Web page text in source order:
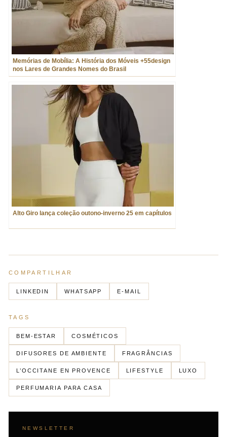
Memórias de Mobília: A História dos Móveis +55design
nos Lares de Grandes Nomes do Brasil
Alto Giro lança coleção outono-inverno 25 em capítulos
COMPARTILHAR
LINKEDIN WHATSAPP E-MAIL
TAGS
BEM-ESTAR COSMÉTICOS
DIFUSORES DE AMBIENTE FRAGRÂNCIAS
L’OCCITANE EN PROVENCE LIFESTYLE LUXO
PERFUMARIA PARA CASA
NEWSLETTER